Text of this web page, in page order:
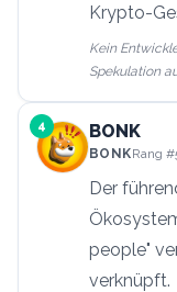
Krypto-
Kein
Spekulation
4 BONK
BONKRang
Der
people"
verknüpft.